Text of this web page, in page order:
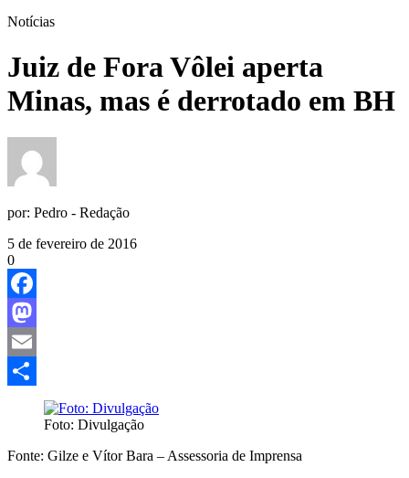
Notícias
Juiz de Fora Vôlei aperta
Minas, mas é derrotado em BH
por: Pedro - Redação
5 de fevereiro de 2016
0
Facebook
Mastodon
Email
Foto: Divulgação
Fonte: Gilze e Vítor Bara – Assessoria de Imprensa